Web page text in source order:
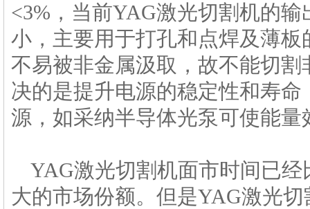
<3%，当前YAG激光切割机的
小，主要用于打孔和点焊及薄
不易被非金属汲取，故不能切
决的是提升电源的稳定性和寿
源，如采纳半导体光泵可使能
YAG激光切割机面市时间已
大的市场份额。但是YAG激光